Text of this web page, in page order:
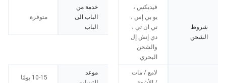
خدمة من
الباب الى
الباب
متوفرة
شروط
الشحن
فيديكس ،
يو بي إس ،
تي ان تي ،
دي إتش إل
والشحن
البحري
موعد
10-15 يومًا
لامع / مات